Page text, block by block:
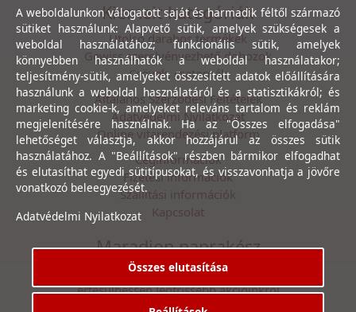
Kiemelt kategóriák
Utolsó darabos termékek
Gewiss szerelvényezhető dobozok
Csövek, csatornák
Általános Szerződési Feltételek
Adatvédelmi Nyilatkozat
Online vitarendezési platform
Céginformációk
Fizetési információk
Szállítási információk
Kapcsolat
Maradjon naprakész
Íratkozzon fel hírlevelünkre, hogy első kézből
értesülhessen legfrissebb akcióinkról
A weboldalunkon válogatott saját és harmadik féltől származó
sütiket használunk: Alapvető sütik, amelyek szükségesek a
weboldal használatához; funkcionális sütik, amelyek
könnyebben használhatók a weboldal használatakor;
teljesítmény-sütik, amelyeket összesített adatok előállítására
használunk a weboldal használatáról és a statisztikákról; és
marketing cookie-k, amelyeket releváns tartalom és reklám
megjelenítésére használnak. Ha az "Összes elfogadása"
lehetőséget választja, akkor hozzájárul az összes sütik
használatához. A "Beállítások" részben bármikor elfogadhat
és elutasíthat egyedi sütitípusokat, és visszavonhatja a jövőre
vonatkozó beleegyezését.
Adatvédelmi Nyilatkozat
Összes elutasítása